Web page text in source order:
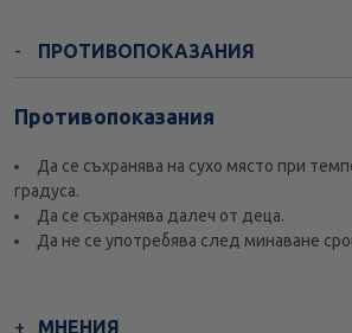
ПРОТИВОПОКАЗАНИЯ
Противопоказания
Да се съхранява на сухо място при
градуса.
Да се съхранява далеч от деца.
Да не се употребява след минаване
МНЕНИЯ